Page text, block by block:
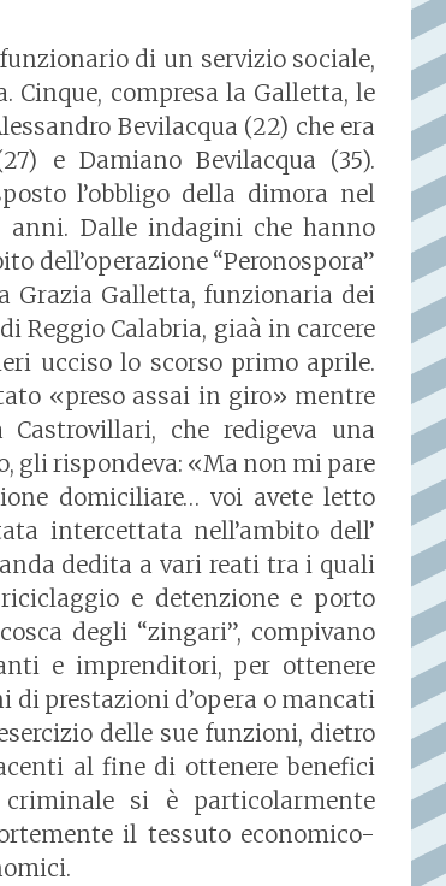
di un servizio sociale,
Cinque, compresa la Galletta, le
Bevilacqua (22) che era
e Damiano Bevilacqua (35).
l’obbligo della dimora nel
Dalle indagini che hanno
dell’operazione “Peronospora”
Grazia Galletta, funzionaria dei
Reggio Calabria, giaà in carcere
ucciso lo scorso primo aprile.
«preso assai in giro» mentre
che redigeva una
gli rispondeva: «Ma non mi pare
domiciliare… voi avete letto
intercettata nell’ambito dell’
dedita a vari reati tra i quali
e detenzione e porto
degli “zingari”, compivano
e imprenditori, per ottenere
di prestazioni d’opera o mancati
delle sue funzioni, dietro
al fine di ottenere benefici
si è particolarmente
il tessuto economico-